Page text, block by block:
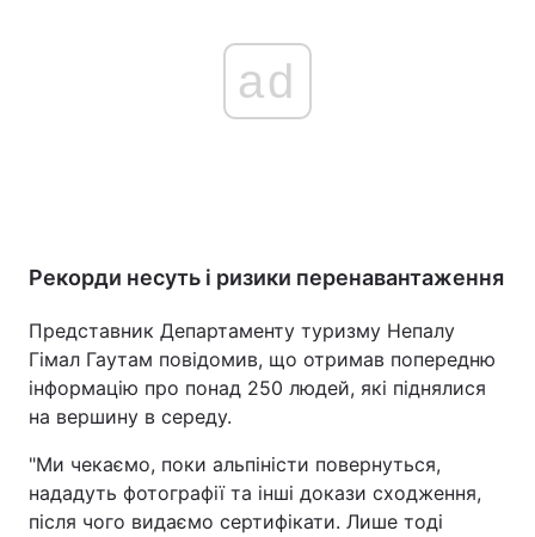
ad
Рекорди несуть і ризики перенавантаження
Представник Департаменту туризму Непалу
Гімал Гаутам повідомив, що отримав попередню
інформацію про понад 250 людей, які піднялися
на вершину в середу.
"Ми чекаємо, поки альпіністи повернуться,
нададуть фотографії та інші докази сходження,
після чого видаємо сертифікати. Лише тоді